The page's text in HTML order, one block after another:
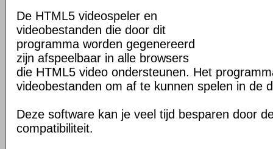
De HTML5 videospeler en
videobestanden die door dit
programma worden gegenereerd
zijn afspeelbaar in alle browsers
die HTML5 video ondersteunen. Het
videobestanden om af te kunnen spelen in de
Deze software kan je veel tijd besparen door
compatibiliteit.